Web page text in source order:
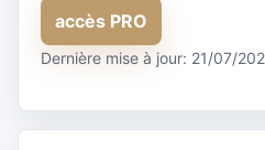
accès PRO
Dernière mise à jour: 21/07/